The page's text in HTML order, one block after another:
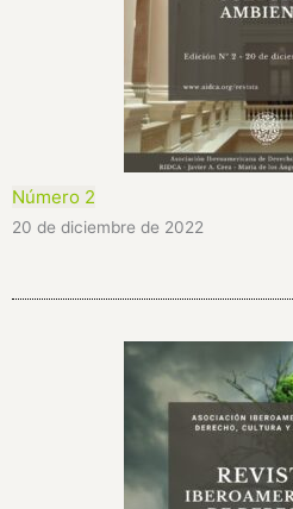
Número 2
20 de diciembre de 2022